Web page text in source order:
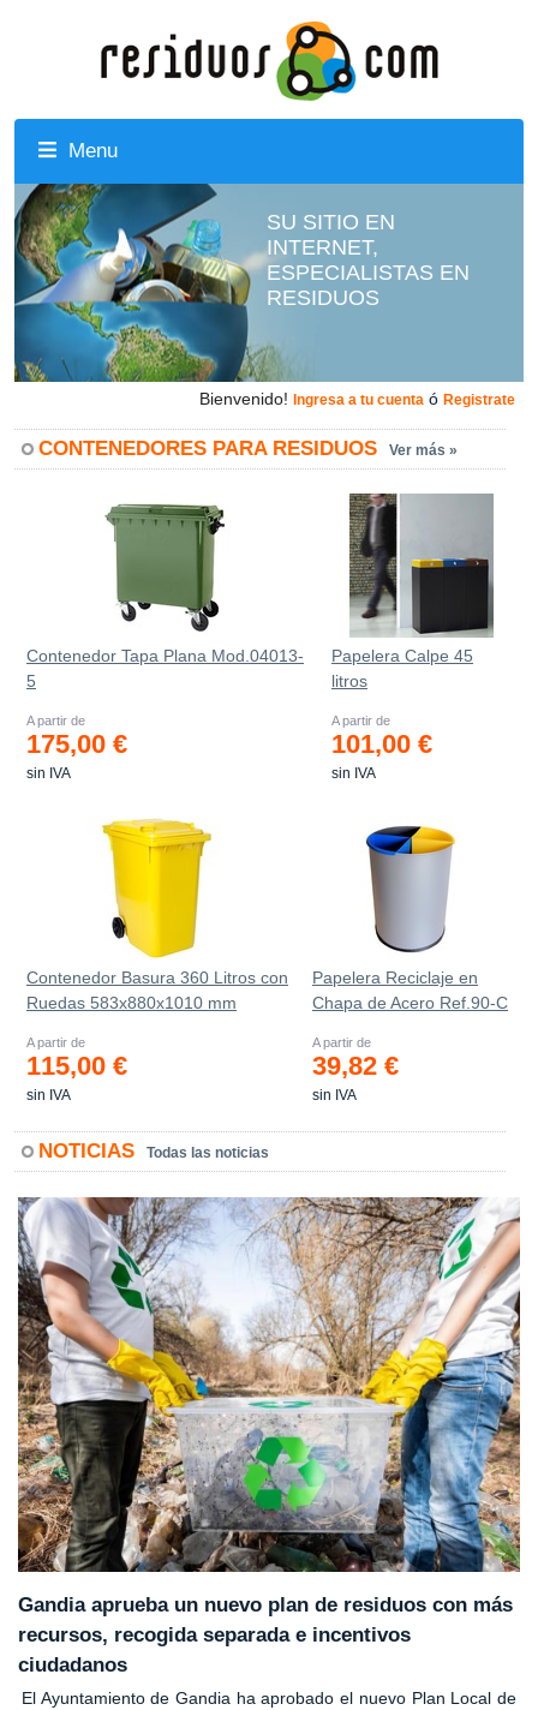
Menu
SU SITIO EN
INTERNET,
ESPECIALISTAS EN
RESIDUOS
Bienvenido! Ingresa a tu cuenta ó Registrate
CONTENEDORES PARA RESIDUOS Ver más »
Contenedor Tapa Plana Mod.04013-
5
A partir de
175,00 €
sin IVA
Papelera Calpe 45
litros
A partir de
101,00 €
sin IVA
Contenedor Basura 360 Litros con
Ruedas 583x880x1010 mm
A partir de
115,00 €
sin IVA
Papelera Reciclaje en
Chapa de Acero Ref.90-C
A partir de
39,82 €
sin IVA
NOTICIAS Todas las noticias
Gandia aprueba un nuevo plan de residuos con más
recursos, recogida separada e incentivos
ciudadanos
El Ayuntamiento de Gandia ha aprobado el nuevo Plan Local de